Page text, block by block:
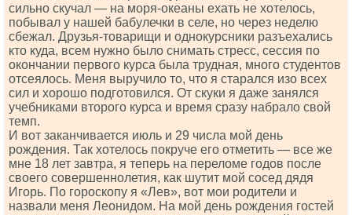
сильно скучал — на моря-океаны ехать не хотелось,
побывал у нашей бабулечки в селе, но через неделю
сбежал. Друзья-товарищи и однокурсники разъехались
кто куда, всем нужно было снимать стресс, сессия по
окончании первого курса была трудная, много студентов
отсеялось. Меня выручило то, что я старался изо всех
сил и хорошо подготовился. От скуки я даже занялся
учебниками второго курса и время сразу набрало свой
темп.
И вот заканчивается июль и 29 числа мой день
рождения. Так хотелось покруче его отметить — все же
мне 18 лет завтра, я теперь на переломе годов после
своего совершеннолетия, как шутит мой сосед дядя
Игорь. По гороскопу я «Лев», вот мои родители и
назвали меня Леонидом. На мой день рождения гостей